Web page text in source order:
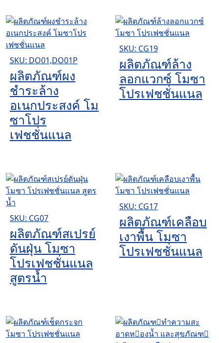
SKU: DO01,DO01P
ผลิตภัณฑ์ผง
ชำระล้าง
อเนกประสงค์ โม
ซาโปร
เฟชชั่นแนล
SKU: CG19
ผลิตภัณฑ์ล้าง
ลอกแวกซ์ โมซา
โปรเฟชชั่นแนล
SKU: CG07
ผลิตภัณฑ์สเปรย์
ดันฝุ่น โมซา
โปรเฟชชั่นแนล
สูตรน้ำ
SKU: CG17
ผลิตภัณฑ์เคลือบ
เงาพื้น โมซา
โปรเฟชชั่นแนล